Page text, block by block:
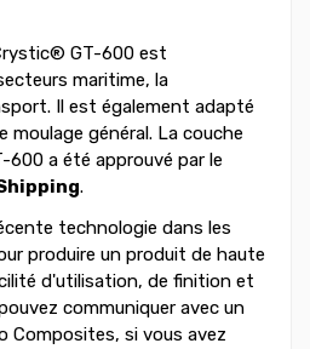
GT-600 est
maritime, la
Il est également adapté
moulage général. La couche
a été approuvé par le
.
technologie dans les
produire un produit de haute
d'utilisation, de finition et
communiquer avec un
Composites, si vous avez